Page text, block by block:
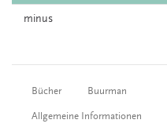
minus
Bücher Buurman
Allgemeine Informationen